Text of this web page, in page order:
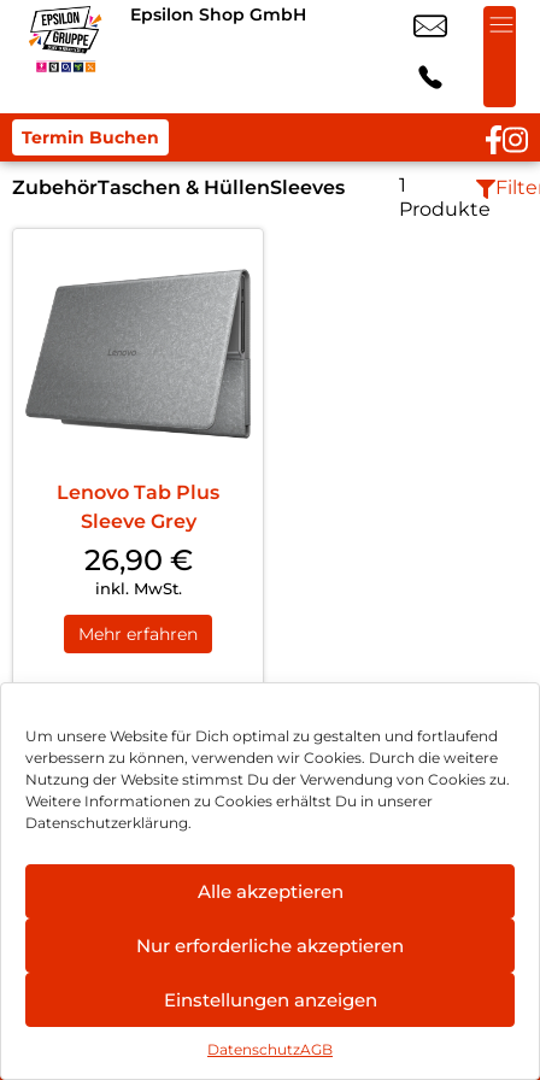
Um unsere Website für Dich optimal zu gestalten und fortlaufend
verbessern zu können, verwenden wir Cookies. Durch die weitere
Nutzung der Website stimmst Du der Verwendung von Cookies zu.
Weitere Informationen zu Cookies erhältst Du in unserer
Datenschutzerklärung.
Alle akzeptieren
Nur erforderliche akzeptieren
Einstellungen anzeigen
DatenschutzAGB
Epsilon Shop GmbH
Termin Buchen
ZubehörTaschen & HüllenSleeves
1
Produkte
Lenovo Tab Plus
Sleeve Grey
26,90 €
inkl. MwSt.
Mehr erfahren
Impressum
Hinweis zur Batterieentsorgung
Newsletter
, Brodos AG – All Rights Reserved.